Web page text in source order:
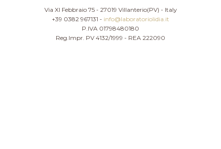
Via XI Febbraio 75 - 27019 Villanterio(PV) - Italy
+39 0382 967131 - info@laboratoriolidia.it
P.IVA 01798480180
Reg.Impr. PV 4132/1999 - REA 222090